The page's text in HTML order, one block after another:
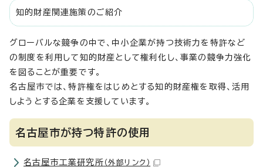
知的財産関連施策のご紹介
グローバルな競争の中で、中小企業が持つ技術力を特許など
の制度を利用して知的財産として権利化し、事業の競争力強化
を図ることが重要です。
名古屋市では、特許権をはじめとする知的財産権を取得、活用
しようとする企業を支援しています。
名古屋市が持つ特許の使用
名古屋市工業研究所 （外部リンク）